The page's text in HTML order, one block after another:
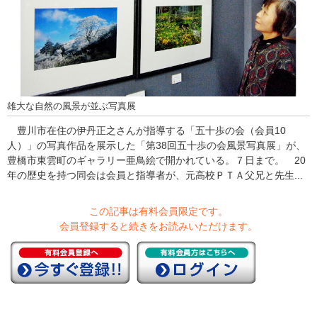
雄大な自然の風景が並ぶ写真展
豊川市在住の伊丹正之さんが指導する「五十歩の会（会員10
人）」の写真作品を展示した「第38回五十歩の会風景写真展」が、
豊橋市東雲町のギャラリー亜鳥絵で開かれている。７日まで。 20
年の歴史を持つ同会は会員と指導者が、元高校ＰＴＡ父兄と先生...
この記事は有料会員限定です。
会員登録すると続きをお読みいただけます。